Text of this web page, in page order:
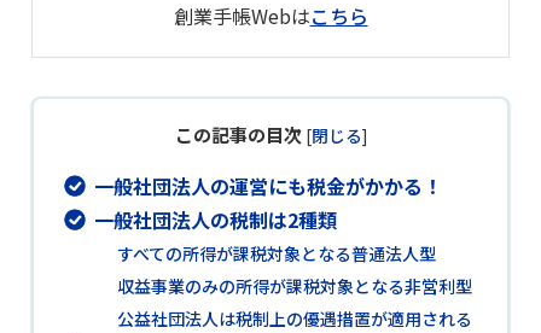
創業手帳Webはこちら
この記事の目次 [閉じる]
一般社団法人の運営にも税金がかかる！
一般社団法人の税制は2種類
すべての所得が課税対象となる普通法人型
収益事業のみの所得が課税対象となる非営利型
公益社団法人は税制上の優遇措置が適用される